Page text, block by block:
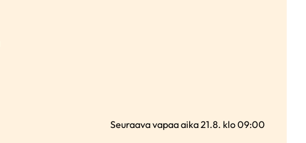
Seuraava vapaa aika 21.8. klo 09:00